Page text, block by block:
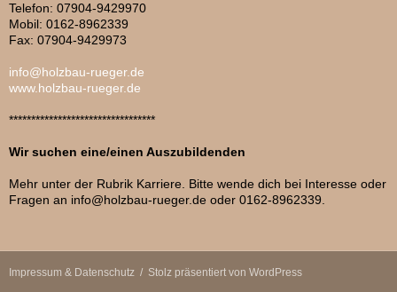
Telefon: 07904-9429970
Mobil: 0162-8962339
Fax: 07904-9429973
info@holzbau-rueger.de
www.holzbau-rueger.de
*********************************
Wir suchen eine/einen Auszubildenden
Mehr unter der Rubrik Karriere. Bitte wende dich bei Interesse oder
Fragen an info@holzbau-rueger.de oder 0162-8962339.
Impressum & Datenschutz Stolz präsentiert von WordPress